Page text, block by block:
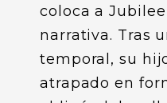
coloca a
narrativa. Tras
temporal, su
atrapado en